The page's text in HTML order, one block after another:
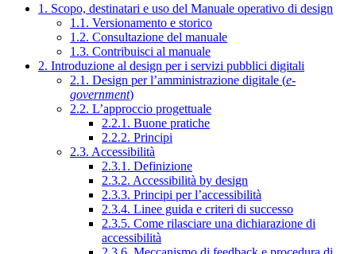
1. Scopo, destinatari e uso del Manuale operativo di design
1.1. Versionamento e storico
1.2. Consultazione del manuale
1.3. Contribuisci al manuale
2. Introduzione al design per i servizi pubblici digitali
2.1. Design per l’amministrazione digitale (e-
government)
2.2. L’approccio progettuale
2.2.1. Buone pratiche
2.2.2. Principi
2.3. Accessibilità
2.3.1. Definizione
2.3.2. Accessibilità by design
2.3.3. Principi per l’accessibilità
2.3.4. Linee guida e criteri di successo
2.3.5. Come rilasciare una dichiarazione di
accessibilità